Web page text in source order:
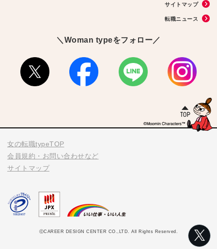
サイトマップ
転職ニュース
＼Woman typeをフォロー／
女の転職typeTOP
会員規約・お問い合わせなど
サイトマップ
ⓒCAREER DESIGN CENTER CO.,LTD. All Rights Reserved.